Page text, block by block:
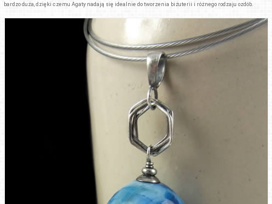
bardzo duża, dzięki czemu Agaty nadają się idealnie do tworzenia biżuterii i różnego rodzaju ozdób.